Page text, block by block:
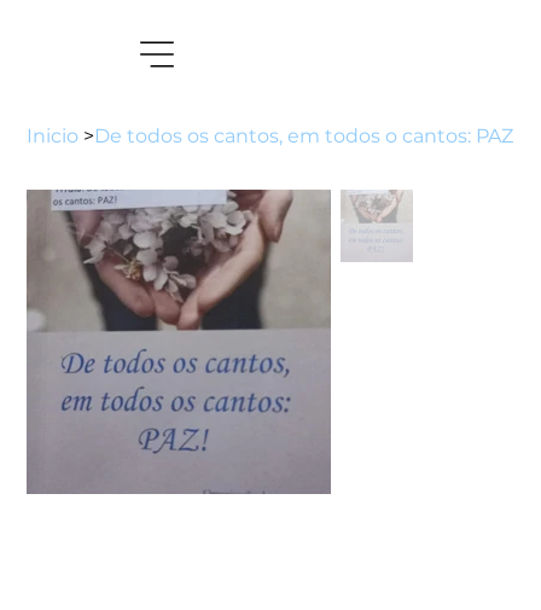
Inicio >De todos os cantos, em todos o cantos: PAZ